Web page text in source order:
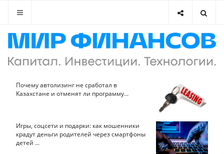
Почему автолизинг не сработал в
Казахстане и отменят ли программу...
Игры, соцсети и подарки: как мошенники
крадут деньги родителей через смартфоны
детей ...